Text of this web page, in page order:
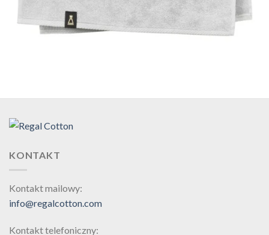
KONTAKT
Kontakt mailowy:
info@regalcotton.com
Kontakt telefoniczny: